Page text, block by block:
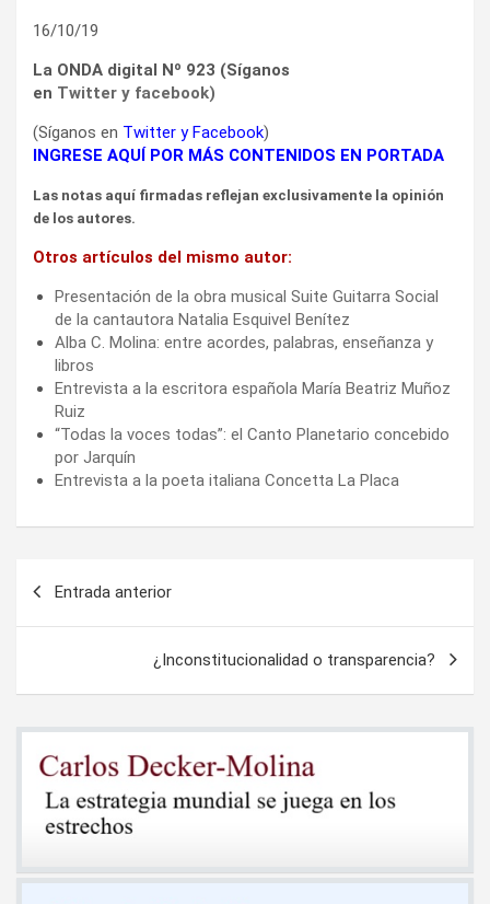
16/10/19
La ONDA digital Nº 923 (Síganos
en Twitter y facebook)
(Síganos en Twitter yFacebook)
INGRESE AQUÍ POR MÁS CONTENIDOS EN PORTADA
Las notas aquí firmadas reflejan exclusivamente la opinión
de los autores.
Otros artículos del mismo autor:
Presentación de la obra musical Suite Guitarra Social
de la cantautora Natalia Esquivel Benítez
Alba C. Molina: entre acordes, palabras, enseñanza y
libros
Entrevista a la escritora española María Beatriz Muñoz
Ruiz
“Todas la voces todas”: el Canto Planetario concebido
por Jarquín
Entrevista a la poeta italiana Concetta La Placa
Entrada anterior
¿Inconstitucionalidad o transparencia?